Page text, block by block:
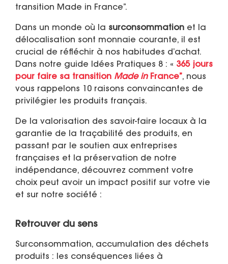
transition Made in France”.
Dans un monde où la surconsommation et la
délocalisation sont monnaie courante, il est
crucial de réfléchir à nos habitudes d’achat.
Dans notre guide Idées Pratiques 8 : « 365 jours
pour faire sa transition Made inFrance”, nous
vous rappelons 10 raisons convaincantes de
privilégier les produits français.
De la valorisation des savoir-faire locaux à la
garantie de la traçabilité des produits, en
passant par le soutien aux entreprises
françaises et la préservation de notre
indépendance, découvrez comment votre
choix peut avoir un impact positif sur votre vie
et sur notre société :
Retrouver du sens
Surconsommation, accumulation des déchets
produits : les conséquences liées à